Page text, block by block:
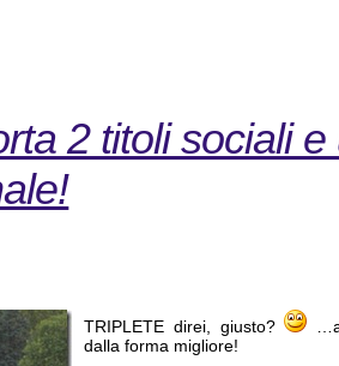
2 titoli sociali e
TRIPLETE direi, giusto?
dalla forma migliore!